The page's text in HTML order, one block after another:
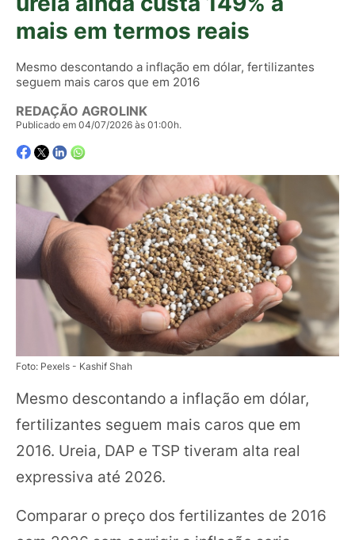
mais em termos reais
Mesmo descontando a inflação em dólar, fertilizantes
seguem mais caros que em 2016
REDAÇÃO AGROLINK
Publicado em 04/07/2026 às 01:00h.
Foto: Pexels - Kashif Shah
Mesmo descontando a inflação em dólar,
fertilizantes seguem mais caros que em
2016. Ureia, DAP e TSP tiveram alta real
expressiva até 2026.
Comparar o preço dos fertilizantes de 2016